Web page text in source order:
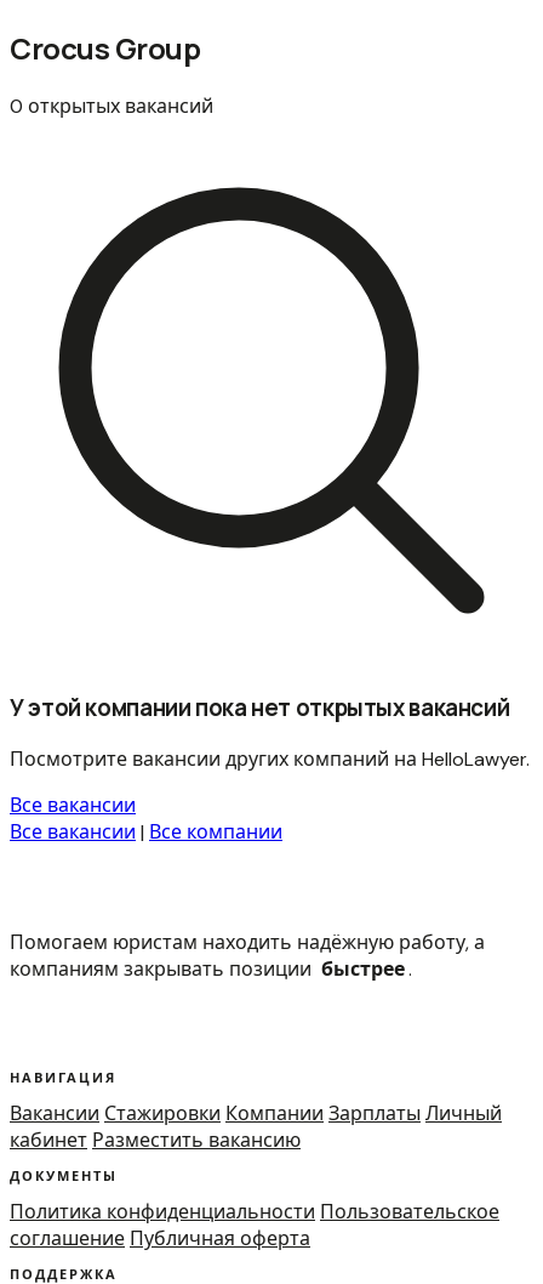
Crocus Group
0 открытых вакансий
У этой компании пока нет открытых вакансий
Посмотрите вакансии других компаний на HelloLawyer.
Все вакансии
Все вакансии | Все компании
Помогаем юристам находить надёжную работу, а
компаниям закрывать позиции быстрее.
НАВИГАЦИЯ
Вакансии Стажировки Компании Зарплаты Личный
кабинет Разместить вакансию
ДОКУМЕНТЫ
Политика конфиденциальности Пользовательское
соглашение Публичная оферта
ПОДДЕРЖКА